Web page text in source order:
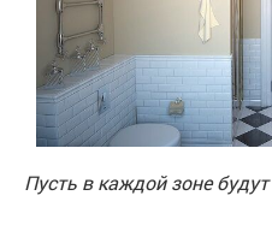
Пусть в каждой зоне